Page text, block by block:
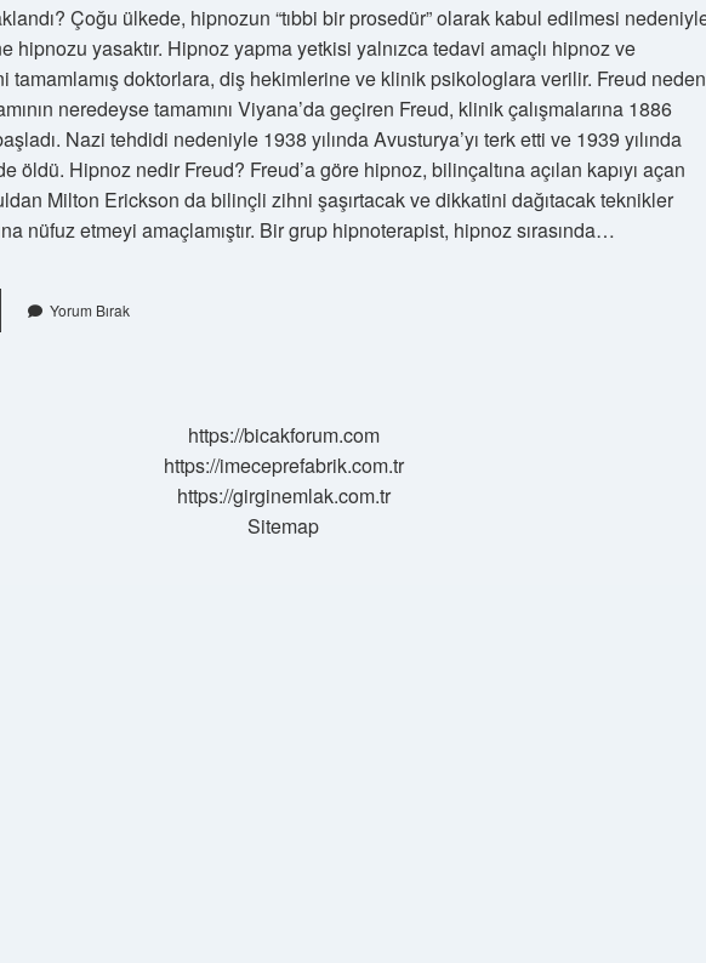
Çoğu ülkede, hipnozun “tıbbi bir prosedür” olarak kabul edilmesi
hipnozu yasaktır. Hipnoz yapma yetkisi yalnızca tedavi amaçlı hipnoz ve
tamamlamış doktorlara, diş hekimlerine ve klinik psikologlara verilir. Freud neden
neredeyse tamamını Viyana’da geçiren Freud, klinik çalışmalarına 1886
Nazi tehdidi nedeniyle 1938 yılında Avusturya’yı terk etti ve 1939 yılında
öldü. Hipnoz nedir Freud? Freud’a göre hipnoz, bilinçaltına açılan kapıyı açan
Milton Erickson da bilinçli zihni şaşırtacak ve dikkatini dağıtacak teknikler
nüfuz etmeyi amaçlamıştır. Bir grup hipnoterapist, hipnoz sırasında…
Yorum Bırak
https://bicakforum.com
https://imeceprefabrik.com.tr
https://girginemlak.com.tr
Sitemap